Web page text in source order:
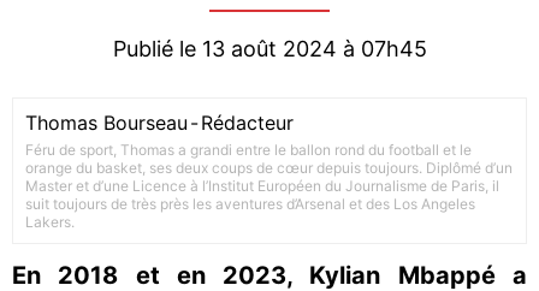
Publié le 13 août 2024 à 07h45
Thomas Bourseau -Rédacteur
Féru de sport, Thomas a grandi entre le ballon rond du football et le
orange du basket, ses deux coups de cœur depuis toujours. Diplômé d’un
Master et d’une Licence à l’Institut Européen du Journalisme de Paris, il
suit toujours de très près les aventures d’Arsenal et des Los Angeles
Lakers.
En 2018 et en 2023, Kylian Mbappé a